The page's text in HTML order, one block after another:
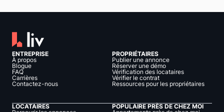
ENTREPRISE
À propos
Blogue
FAQ
Carrières
Contactez-nous
PROPRIÉTAIRES
Publier une annonce
Réserver une démo
Vérification des locataires
Vérifier le contrat
Ressources pour les propriétaires
LOCATAIRES
POPULAIRE PRÈS DE CHEZ MOI